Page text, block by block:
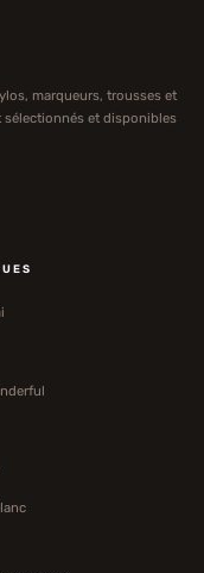
marqueurs, trousses et
sélectionnés et disponibles